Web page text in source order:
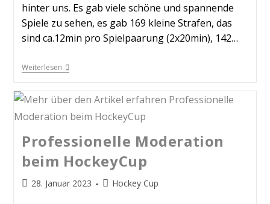
hinter uns. Es gab viele schöne und spannende
Spiele zu sehen, es gab 169 kleine Strafen, das
sind ca.12min pro Spielpaarung (2x20min), 142…
Weiterlesen
Professionelle Moderation
beim HockeyCup
28. Januar 2023 Hockey Cup